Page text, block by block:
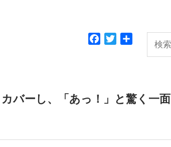
索:
Facebook
Twitter
バーし、「あっ！」と驚く一